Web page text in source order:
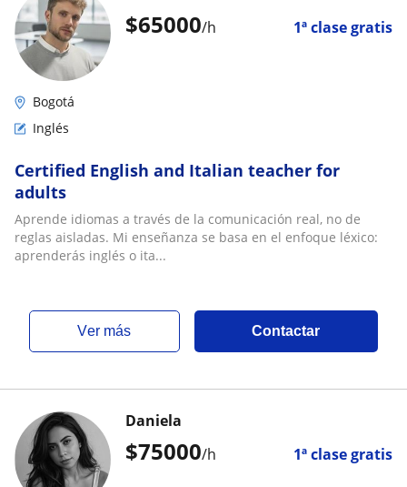
$65000/h 1ª clase gratis
Bogotá
Inglés
Certified English and Italian teacher for
adults
Aprende idiomas a través de la comunicación real, no de
reglas aisladas. Mi enseñanza se basa en el enfoque léxico:
aprenderás inglés o ita...
ver más Contactar
$75000/h 1ª clase gratis
Daniela